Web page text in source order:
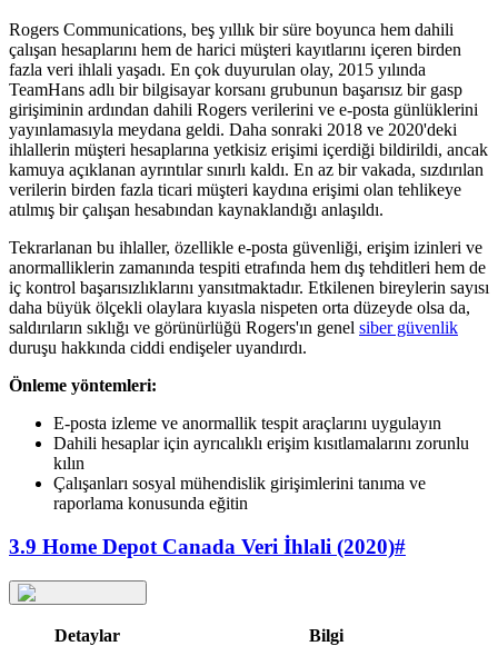
Rogers Communications, beş yıllık bir süre boyunca hem dahili
çalışan hesaplarını hem de harici müşteri kayıtlarını içeren birden
fazla veri ihlali yaşadı. En çok duyurulan olay, 2015 yılında
TeamHans adlı bir bilgisayar korsanı grubunun başarısız bir gasp
girişiminin ardından dahili Rogers verilerini ve e-posta günlüklerini
yayınlamasıyla meydana geldi. Daha sonraki 2018 ve 2020'deki
ihlallerin müşteri hesaplarına yetkisiz erişimi içerdiği bildirildi, ancak
kamuya açıklanan ayrıntılar sınırlı kaldı. En az bir vakada, sızdırılan
verilerin birden fazla ticari müşteri kaydına erişimi olan tehlikeye
atılmış bir çalışan hesabından kaynaklandığı anlaşıldı.
Tekrarlanan bu ihlaller, özellikle e-posta güvenliği, erişim izinleri ve
anormalliklerin zamanında tespiti etrafında hem dış tehditleri hem de
iç kontrol başarısızlıklarını yansıtmaktadır. Etkilenen bireylerin sayısı
daha büyük ölçekli olaylara kıyasla nispeten orta düzeyde olsa da,
saldırıların sıklığı ve görünürlüğü Rogers'ın genel siber güvenlik
duruşu hakkında ciddi endişeler uyandırdı.
Önleme yöntemleri:
E-posta izleme ve anormallik tespit araçlarını uygulayın
Dahili hesaplar için ayrıcalıklı erişim kısıtlamalarını zorunlu
kılın
Çalışanları sosyal mühendislik girişimlerini tanıma ve
raporlama konusunda eğitin
3.9 Home Depot Canada Veri İhlali (2020)#
Detaylar
Bilgi